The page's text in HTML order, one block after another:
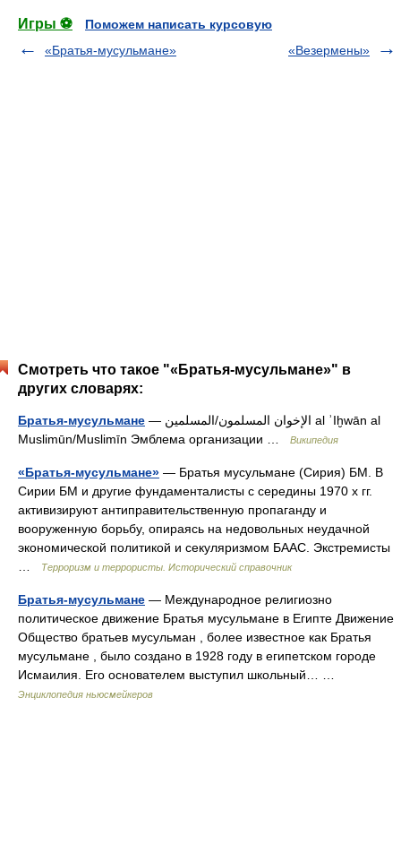
Игры ⚽
Поможем написать курсовую
«Братья-мусульмане»
«Везермены»
Смотреть что такое "«Братья-мусульмане»" в
других словарях:
Братья-мусульмане — الإخوان المسلمون/المسلمين al ʾIḫwān al
Muslimūn/Muslimīn Эмблема организации …
Википедия
«Братья-мусульмане» — Братья мусульмане (Сирия) БМ. В
Сирии БМ и другие фундаменталисты с середины 1970 х гг.
активизируют антиправительственную пропаганду и
вооруженную борьбу, опираясь на недовольных неудачной
экономической политикой и секуляризмом БААС. Экстремисты
Терроризм и террористы. Исторический справочник
Братья-мусульмане — Международное религиозно
политическое движение Братья мусульмане в Египте Движение
Общество братьев мусульман , более известное как Братья
мусульмане , было создано в 1928 году в египетском городе
Исмаилия. Его основателем выступил школьный… …
Энциклопедия ньюсмейкеров